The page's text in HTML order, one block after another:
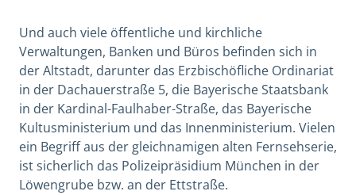
Und auch viele öffentliche und kirchliche
Verwaltungen, Banken und Büros befinden sich in
der Altstadt, darunter das Erzbischöfliche Ordinariat
in der Dachauerstraße 5, die Bayerische Staatsbank
in der Kardinal-Faulhaber-Straße, das Bayerische
Kultusministerium und das Innenministerium. Vielen
ein Begriff aus der gleichnamigen alten Fernsehserie,
ist sicherlich das Polizeipräsidium München in der
Löwengrube bzw. an der Ettstraße.